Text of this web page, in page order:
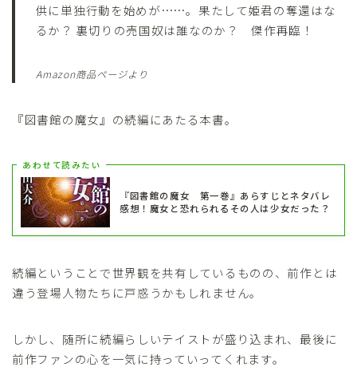
供に単独行動を始めが……。果たして姫君の奪還はな
るか？ 裏切りの売国奴は誰なのか？ 傑作再臨！
Amazon商品ページより
『図書館の魔女』の続編にあたる本書。
あわせて読みたい
『図書館の魔女 第一巻』あらすじとネタバレ
感想！魔女と恐れられるその人は少女だった？
続編ということで世界観を共有しているものの、前作とは
違う登場人物たちに戸惑うかもしれません。
しかし、随所に続編らしいテイストが盛り込まれ、最後に
前作ファンの心を一気に持っていってくれます。